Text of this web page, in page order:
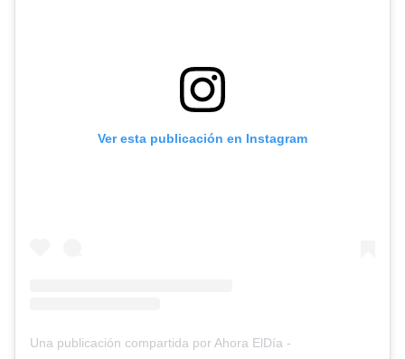
Ver esta publicación en Instagram
Una publicación compartida por Ahora ElDía -